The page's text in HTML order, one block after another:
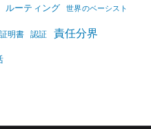
ルーティング 世界のベーシスト
証明書 認証 責任分界